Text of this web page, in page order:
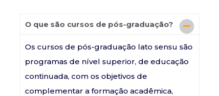
O que são cursos de pós-graduação?
Os cursos de pós-graduação lato sensu são
programas de nível superior, de educação
continuada, com os objetivos de
complementar a formação acadêmica,